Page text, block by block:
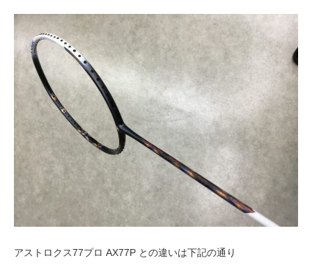
アストロクス77プロ AX77P との違いは下記の通り